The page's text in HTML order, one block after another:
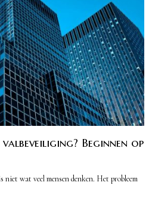
Beginnen op
wat veel mensen denken. Het probleem